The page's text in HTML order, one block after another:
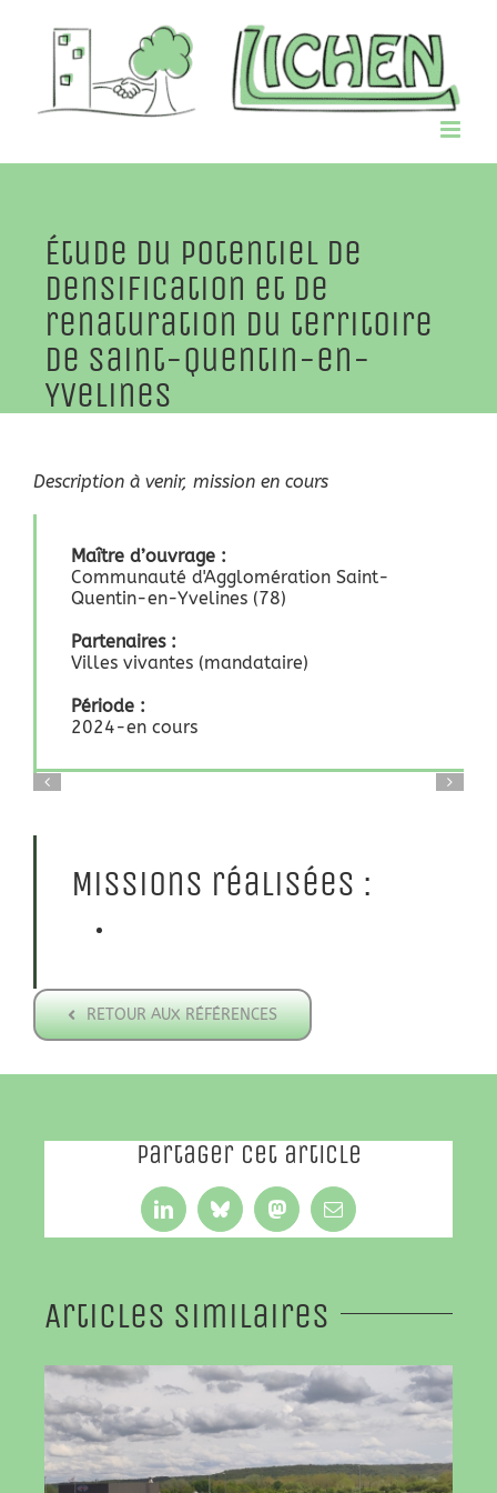
contenu
Étude du potentiel de
densification et de
renaturation du territoire
de Saint-Quentin-en-
Yvelines
Description à venir, mission en cours
Maître d’ouvrage :
Communauté d'Agglomération Saint-
Quentin-en-Yvelines (78)
Partenaires :
Villes vivantes (mandataire)
Période :
2024-en cours
Missions réalisées :
RETOUR AUX RÉFÉRENCES
Partager cet article
LinkedInBlueskyMastodon
Email
Articles similaires